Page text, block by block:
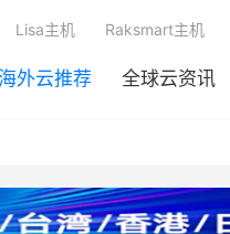
海外云推荐 全球云资讯
Lisa主机 Raksmart主机